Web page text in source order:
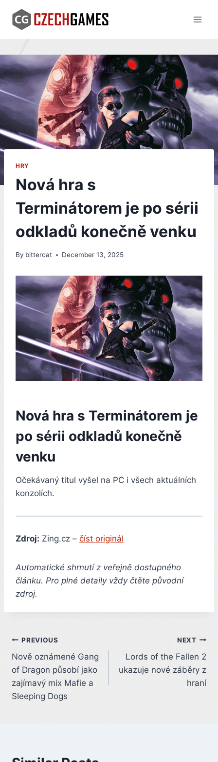
content
HRY
Nová hra s
Terminátorem je po sérii
odkladů konečně venku
By bittercat December 13, 2025
Nová hra s Terminátorem je
po sérii odkladů konečně
venku
Očekávaný titul vyšel na PC i všech aktuálních
konzolích.
Zdroj: Zing.cz – číst originál
Automatické shrnutí z veřejně dostupného
článku. Pro plné detaily vždy čtěte původní
zdroj.
Post
navigation
PREVIOUS
Nově oznámené Gang
of Dragon působí jako
zajímavý mix Mafie a
Sleeping Dogs
NEXT
Lords of the Fallen 2
ukazuje nové záběry z
hraní